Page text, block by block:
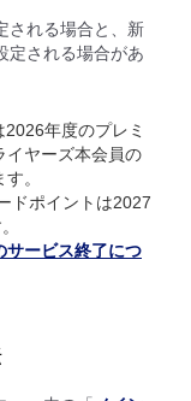
される場合と、新
定される場合があ
年度のプレミ
イヤーズ本会員の
。
ドポイントは2027
サービス終了につ